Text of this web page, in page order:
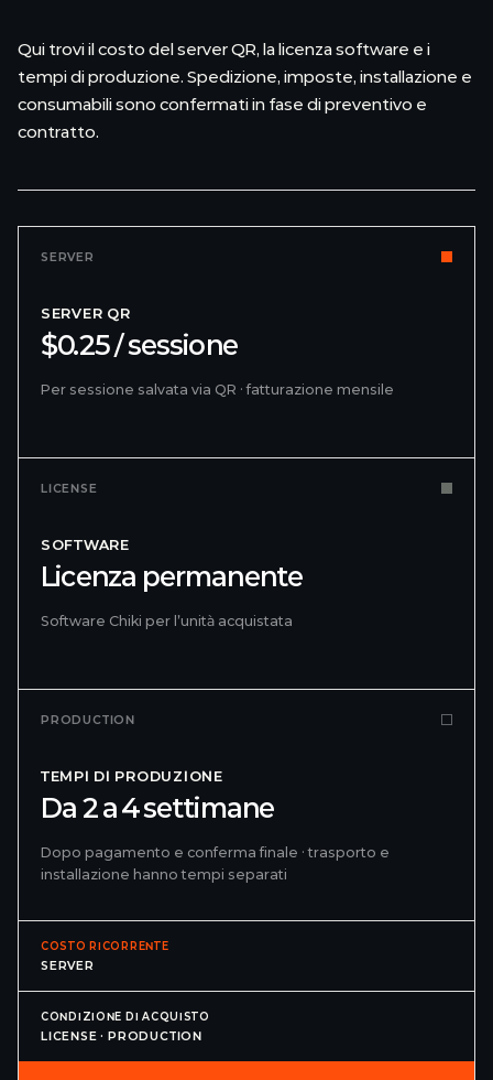
Qui trovi il costo del server QR, la licenza software e i
tempi di produzione. Spedizione, imposte, installazione e
consumabili sono confermati in fase di preventivo e
contratto.
SERVER
SERVER QR
$0.25 / sessione
Per sessione salvata via QR · fatturazione mensile
LICENSE
SOFTWARE
Licenza permanente
Software Chiki per l’unità acquistata
PRODUCTION
TEMPI DI PRODUZIONE
Da 2 a 4 settimane
Dopo pagamento e conferma finale · trasporto e
installazione hanno tempi separati
COSTO RICORRENTE
SERVER
CONDIZIONE DI ACQUISTO
LICENSE · PRODUCTION